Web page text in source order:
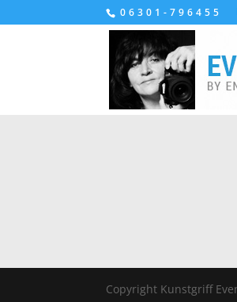
06301-796455
Copyright Kunstgriff